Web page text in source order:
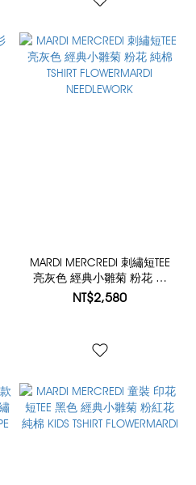
MARDI MERCREDI 刺繡短TEE
亮灰色 經典小雛菊 粉花 純
棉 TSHIRT FLOWERMARDI
NT$2,580